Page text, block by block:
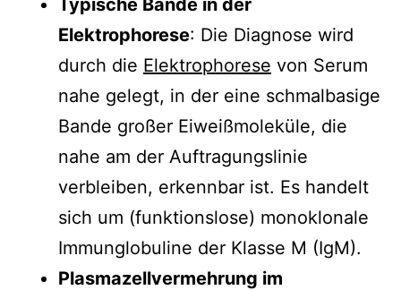
Elektrophorese: Die Diagnose wird
durch die Elektrophorese von Serum
nahe gelegt, in der eine schmalbasige
Bande großer Eiweißmoleküle, die
nahe am der Auftragungslinie
verbleiben, erkennbar ist. Es handelt
sich um (funktionslose) monoklonale
Immunglobuline der Klasse M (IgM).
Plasmazellvermehrung im